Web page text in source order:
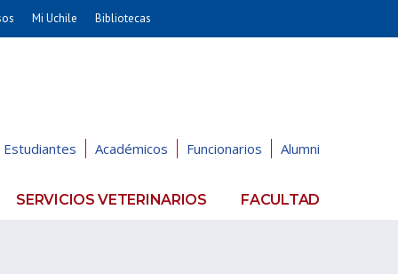
Cs. Sociales
Economía y Negocios
Mi Uchile Bibliotecas
Estudiantes Académicos Funcionarios Alumni
SERVICIOS VETERINARIOS FACULTAD